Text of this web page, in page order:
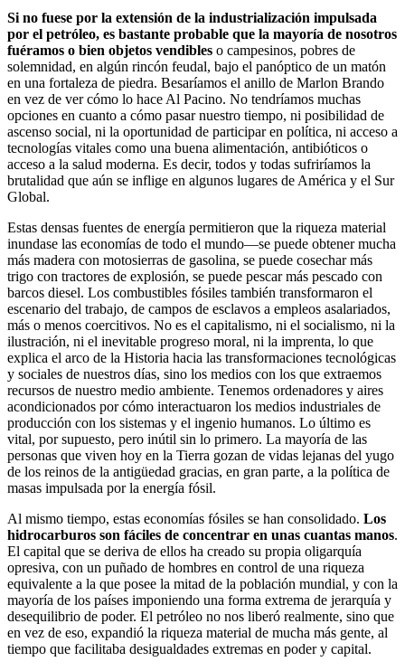
Si no fuese por la extensión de la industrialización impulsada
por el petróleo, es bastante probable que la mayoría de nosotros
fuéramos o bien objetos vendibles o campesinos, pobres de
solemnidad, en algún rincón feudal, bajo el panóptico de un matón
en una fortaleza de piedra. Besaríamos el anillo de Marlon Brando
en vez de ver cómo lo hace Al Pacino. No tendríamos muchas
opciones en cuanto a cómo pasar nuestro tiempo, ni posibilidad de
ascenso social, ni la oportunidad de participar en política, ni acceso a
tecnologías vitales como una buena alimentación, antibióticos o
acceso a la salud moderna. Es decir, todos y todas sufriríamos la
brutalidad que aún se inflige en algunos lugares de América y el Sur
Global.
Estas densas fuentes de energía permitieron que la riqueza material
inundase las economías de todo el mundo—se puede obtener mucha
más madera con motosierras de gasolina, se puede cosechar más
trigo con tractores de explosión, se puede pescar más pescado con
barcos diesel. Los combustibles fósiles también transformaron el
escenario del trabajo, de campos de esclavos a empleos asalariados,
más o menos coercitivos. No es el capitalismo, ni el socialismo, ni la
ilustración, ni el inevitable progreso moral, ni la imprenta, lo que
explica el arco de la Historia hacia las transformaciones tecnológicas
y sociales de nuestros días, sino los medios con los que extraemos
recursos de nuestro medio ambiente. Tenemos ordenadores y aires
acondicionados por cómo interactuaron los medios industriales de
producción con los sistemas y el ingenio humanos. Lo último es
vital, por supuesto, pero inútil sin lo primero. La mayoría de las
personas que viven hoy en la Tierra gozan de vidas lejanas del yugo
de los reinos de la antigüedad gracias, en gran parte, a la política de
masas impulsada por la energía fósil.
Al mismo tiempo, estas economías fósiles se han consolidado. Los
hidrocarburos son fáciles de concentrar en unas cuantas manos.
El capital que se deriva de ellos ha creado su propia oligarquía
opresiva, con un puñado de hombres en control de una riqueza
equivalente a la que posee la mitad de la población mundial, y con la
mayoría de los países imponiendo una forma extrema de jerarquía y
desequilibrio de poder. El petróleo no nos liberó realmente, sino que
en vez de eso, expandió la riqueza material de mucha más gente, al
tiempo que facilitaba desigualdades extremas en poder y capital.